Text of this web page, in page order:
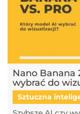
Nano Banana
wybrać do
Sztuczna